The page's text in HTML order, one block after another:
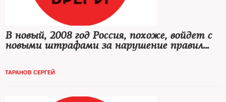
В новый, 2008 год Россия, похоже, войдет с
новыми штрафами за нарушение правил
ТАРАНОВ СЕРГЕЙ